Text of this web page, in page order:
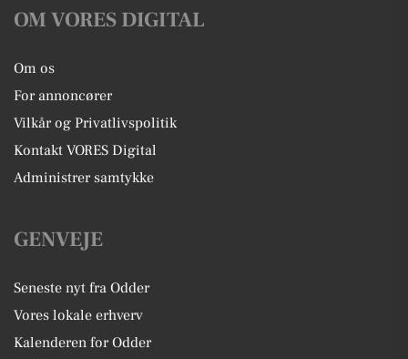
OM VORES DIGITAL
Om os
For annoncører
Vilkår og Privatlivspolitik
Kontakt VORES Digital
Administrer samtykke
GENVEJE
Seneste nyt fra Odder
Vores lokale erhverv
Kalenderen for Odder